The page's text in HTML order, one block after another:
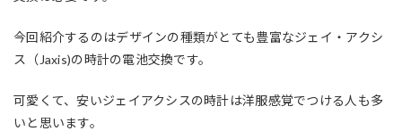
今回紹介するのはデザインの種類がとても豊富なジェイ・アクシ
ス（Jaxis)の時計の電池交換です。
可愛くて、安いジェイアクシスの時計は洋服感覚でつける人も多
いと思います。